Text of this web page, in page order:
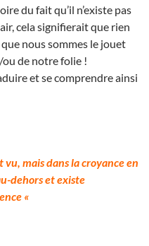
du fait qu’il n’existe pas
cela signifierait que rien
nous sommes le jouet
de notre folie !
et se comprendre ainsi
vu, mais dans la croyance en
dehors et existe
«